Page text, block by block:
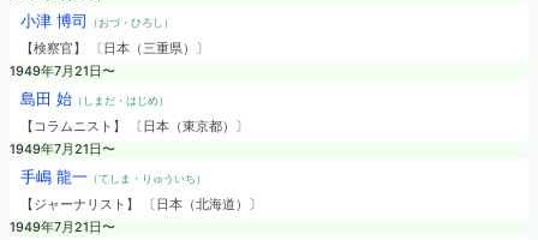
小津 博司 （おづ・ひろし）
【検察官】 〔日本（三重県）〕
1949年7月21日〜
島田 始（しまだ・はじめ）
【コラムニスト】 〔日本（東京都）〕
1949年7月21日〜
手嶋 龍一（てしま・りゅういち）
【ジャーナリスト】 〔日本（北海道）〕
1949年7月21日〜